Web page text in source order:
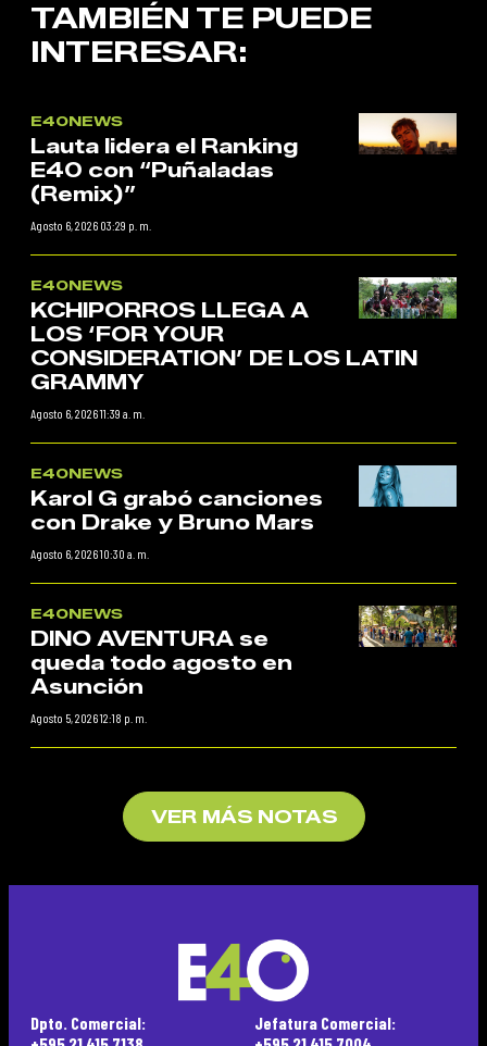
TAMBIÉN TE PUEDE
INTERESAR:
E40NEWS
Lauta lidera el Ranking
E40 con “Puñaladas
(Remix)”
Agosto 6, 2026 03:29 p. m.
E40NEWS
KCHIPORROS LLEGA A
LOS ‘FOR YOUR
CONSIDERATION’ DE LOS LATIN
GRAMMY
Agosto 6, 2026 11:39 a. m.
E40NEWS
Karol G grabó canciones
con Drake y Bruno Mars
Agosto 6, 2026 10:30 a. m.
E40NEWS
DINO AVENTURA se
queda todo agosto en
Asunción
Agosto 5, 2026 12:18 p. m.
VER MÁS NOTAS
Dpto. Comercial:
Jefatura Comercial: